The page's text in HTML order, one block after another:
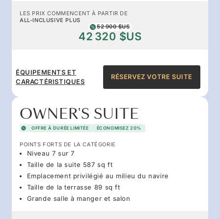
LES PRIX COMMENCENT À PARTIR DE
ALL-INCLUSIVE PLUS
52 900 $US
42 320 $US
ÉQUIPEMENTS ET
CARACTÉRISTIQUES
RÉSERVEZ VOTRE SUITE
OWNER'S SUITE
OFFRE À DURÉE LIMITÉE ÉCONOMISEZ 20%
POINTS FORTS DE LA CATÉGORIE
Niveau 7 sur 7
Taille de la suite 587 sq ft
Emplacement privilégié au milieu du navire
Taille de la terrasse 89 sq ft
Grande salle à manger et salon